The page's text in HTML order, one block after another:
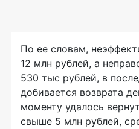
По ее словам,
12 млн рублей, а
530 тыс рублей, в
добивается возврата
моменту удалось
свыше 5 млн рублей,